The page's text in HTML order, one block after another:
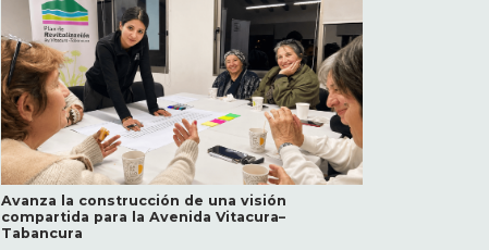
Avanza la construcción de una visión
compartida para la Avenida Vitacura–
Tabancura